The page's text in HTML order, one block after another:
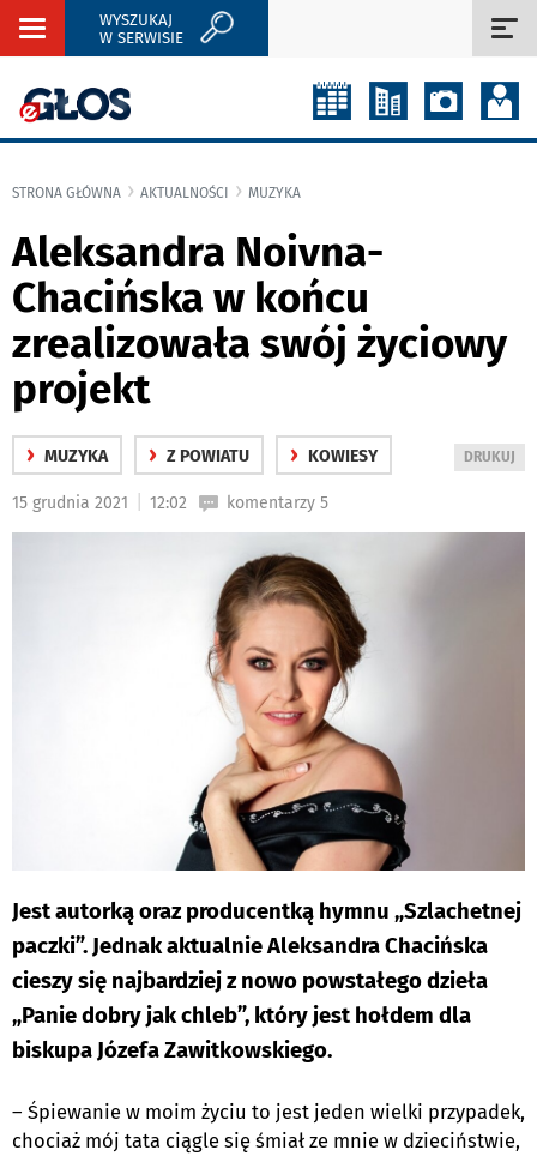
Rozwiń
WYSZUKAJ
W SERWISIE
STRONA GŁÓWNA AKTUALNOŚCI MUZYKA
Aleksandra Noivna-
Chacińska w końcu
zrealizowała swój życiowy
projekt
› MUZYKA › Z POWIATU › KOWIESY
WYDRUKUJ
DRUKUJ
15 grudnia 2021 12:02 komentarzy 5
Jest autorką oraz producentką hymnu „Szlachetnej
paczki”. Jednak aktualnie Aleksandra Chacińska
cieszy się najbardziej z nowo powstałego dzieła
„Panie dobry jak chleb”, który jest hołdem dla
biskupa Józefa Zawitkowskiego.
– Śpiewanie w moim życiu to jest jeden wielki przypadek,
chociaż mój tata ciągle się śmiał ze mnie w dzieciństwie,